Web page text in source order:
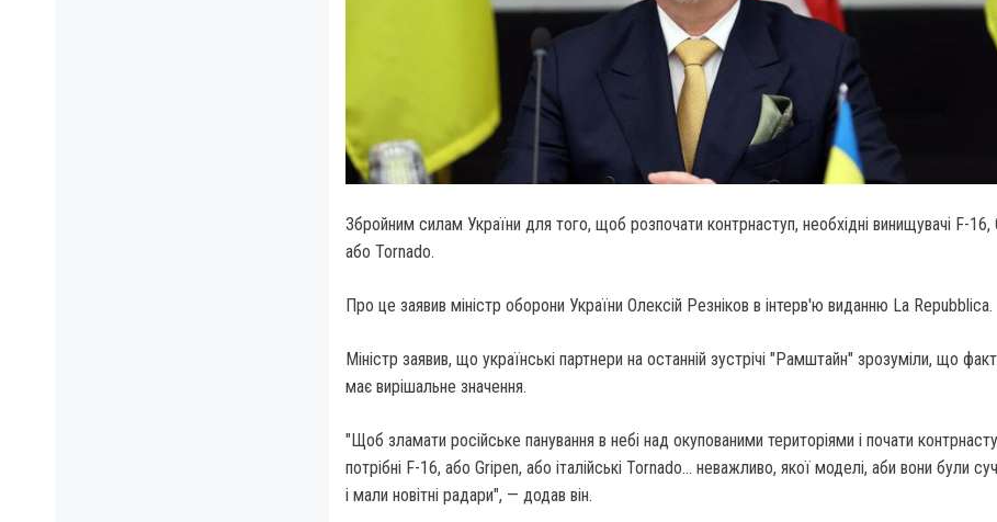
Збройним силам України для того, щоб розпочати контрнаступ, необхідні винищувачі F-16,
або Tornado.
Про це заявив міністр оборони України Олексій Резніков в інтерв'ю виданню La Repubblica.
Міністр заявив, що українські партнери на останній зустрічі "Рамштайн" зрозуміли, що
має вирішальне значення.
"Щоб зламати російське панування в небі над окупованими територіями і почати
потрібні F-16, або Gripen, або італійські Tornado… неважливо, якої моделі, аби вони були
і мали новітні радари", — додав він.